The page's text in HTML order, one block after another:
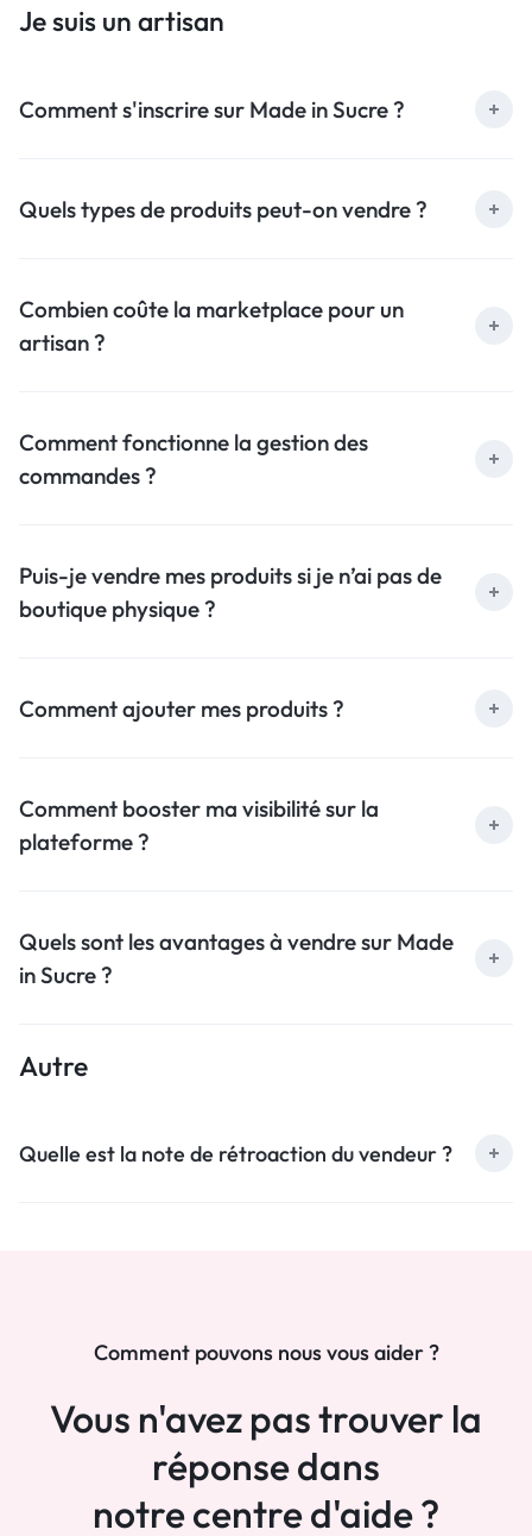
Je suis un artisan
Comment s'inscrire sur Made in Sucre ?
Quels types de produits peut-on vendre ?
Combien coûte la marketplace pour un
artisan ?
Comment fonctionne la gestion des
commandes ?
Puis-je vendre mes produits si je n’ai pas de
boutique physique ?
Comment ajouter mes produits ?
Comment booster ma visibilité sur la
plateforme ?
Quels sont les avantages à vendre sur Made
in Sucre ?
Autre
Quelle est la note de rétroaction du vendeur ?
Comment pouvons nous vous aider ?
Vous n'avez pas trouver la
réponse dans
notre centre d'aide ?